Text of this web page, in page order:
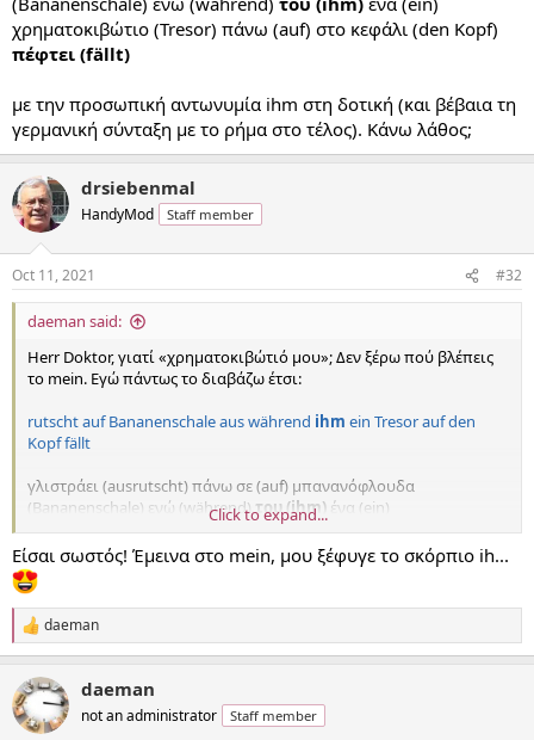
χρηματοκιβώτιο (Tresor) πάνω (auf) στο κεφάλι (den Kopf)
πέφτει (fällt)
με την προσωπική αντωνυμία ihm στη δοτική (και βέβαια τη
γερμανική σύνταξη με το ρήμα στο τέλος). Κάνω λάθος;
drsiebenmal
HandyMod Staff member
Oct 11, 2021 #32
daeman said:
Herr Doktor, γιατί «χρηματοκιβώτιό μου»; Δεν ξέρω πού βλέπεις
το mein. Εγώ πάντως το διαβάζω έτσι:
rutscht auf Bananenschale aus während ihm ein Tresor auf den
Kopf fällt
γλιστράει (ausrutscht) πάνω σε (auf) μπανανόφλουδα
(Bananenschale) ενώ (während)του (ihm) ένα (ein)
χρηματοκιβώτιο (Tresor) πάνω (auf) στο κεφάλι (den Kopf)πέφτει
(fällt)
με την προσωπική αντωνυμία ihm στη δοτική (και βέβαια τη
γερμανική σύνταξη με το ρήμα στο τέλος). Κάνω λάθος;
Click to expand...
Είσαι σωστός! Έμεινα στο mein, μου ξέφυγε το σκόρπιο ih...
R
e
c
t
i
daeman
daeman
not an administrator Staff member